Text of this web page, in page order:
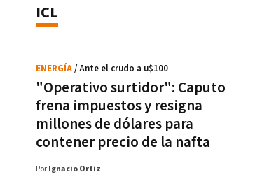
ICL
"Operativo surtidor": Caputo
frena impuestos y resigna
millones de dólares para
contener precio de la nafta
ENERGÍA/ Ante el crudo a u$100
Por Ignacio Ortiz